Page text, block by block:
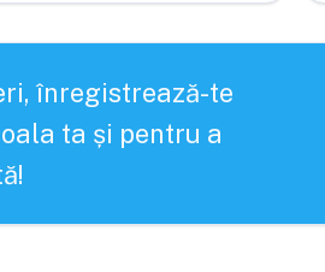
înregistrează-te
ta și pentru a